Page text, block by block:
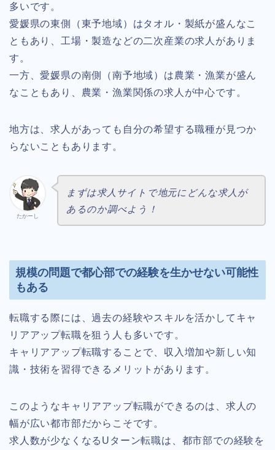
多いです。
愛媛県の東側（東予地域）はタオル・製紙が盛んなこ
ともあり、工場・製造などの二次産業の求人がありま
す。
一方、愛媛県の南側（南予地域）は農業・漁業が盛ん
なこともあり、農業・漁業関係の求人が中心です。
地方は、求人があっても自分の希望する職種が見つか
らないこともあります。
たかーし
まずは求人サイトで地元にどんな求人が
あるのか調べよう！
規模の問題で都心部での経験を生かせない可能性
もある
転職する際には、過去の経験やスキルを活かしてキャ
リアアップ転職を狙う人も多いです。
キャリアアップ転職することで、収入増加や新しい知
識・技術を習得できるメリットがあります。
このようなキャリアアップ転職ができるのは、求人の
幅が広い都市部だからこそです。
求人数が少なくなるUターン転職は、都市部での経験を